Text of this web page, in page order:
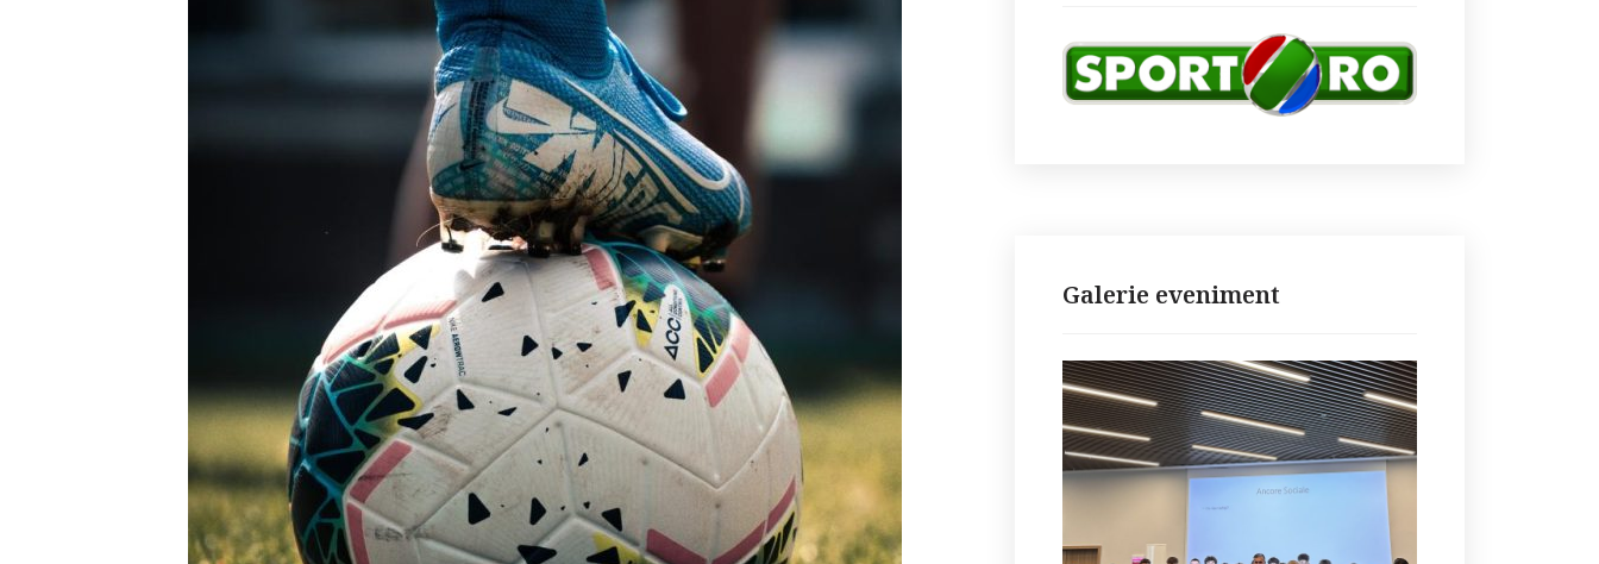
Galerie eveniment